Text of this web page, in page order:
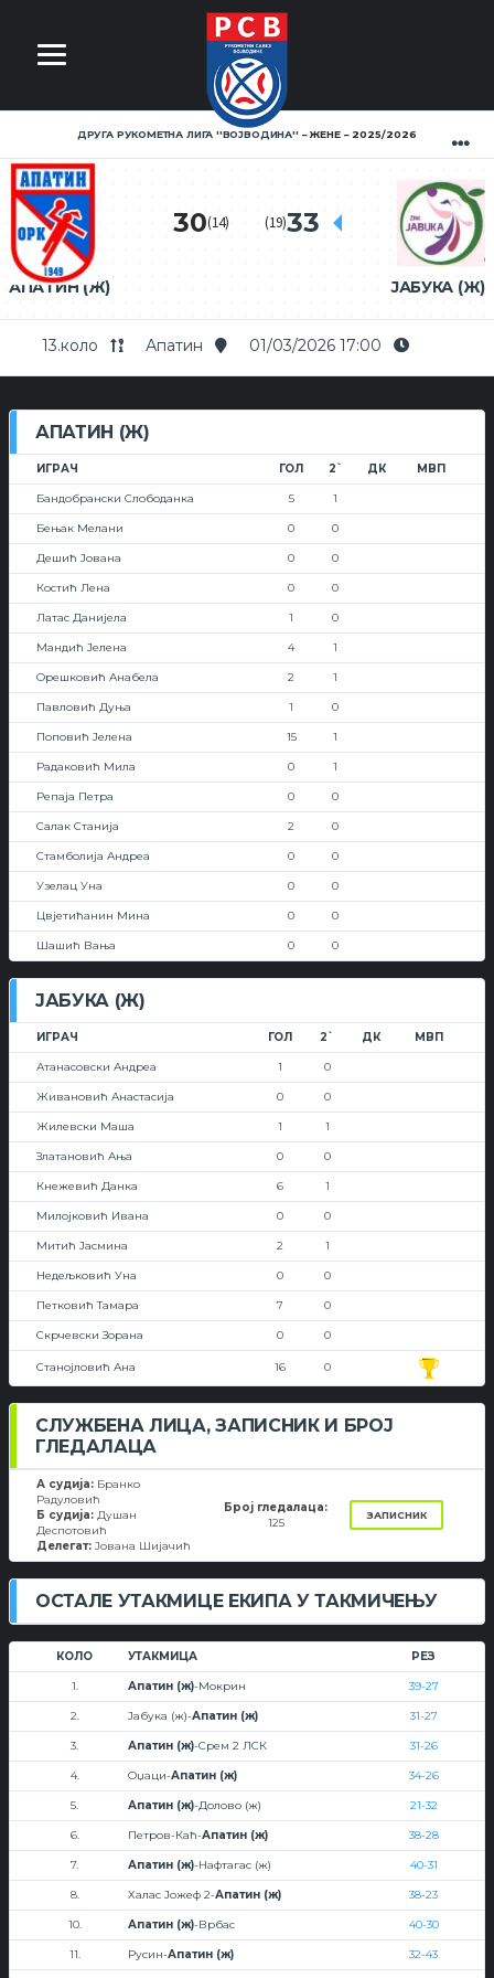
ДРУГА РУКОМЕТНА ЛИГА ''ВОЈВОДИНА'' ЖЕНЕ 2025/2026
АПАТИН (Ж)
30(14)
ЈАБУКА (Ж)
(19)33
13.коло Апатин 01/03/2026 17:00
АПАТИН (Ж)
ИГРАЧ ГОЛ 2` ДК МВП
Бандобрански Слободанка 5 1
Бењак Мелани 0 0
Дешић Јована 0 0
Костић Лена 0 0
Латас Данијела 1 0
Мандић Јелена 4 1
Орешковић Анабела 2 1
Павловић Дуња 1 0
Поповић Јелена 15 1
Радаковић Мила 0 1
Репаја Петра 0 0
Салак Станија 2 0
Стамболија Андреа 0 0
Узелац Уна 0 0
Цвјетићанин Мина 0 0
Шашић Вања 0 0
ЈАБУКА (Ж)
ИГРАЧ ГОЛ 2` ДК МВП
Атанасовски Андреа 1 0
Живановић Анастасија 0 0
Жилевски Маша 1 1
Златановић Ања 0 0
Кнежевић Данка 6 1
Милојковић Ивана 0 0
Митић Јасмина 2 1
Недељковић Уна 0 0
Петковић Тамара 7 0
Скрчевски Зорана 0 0
Станојловић Ана 16 0
СЛУЖБЕНА ЛИЦА, ЗАПИСНИК И БРОЈ
ГЛЕДАЛАЦА
А судија: Бранко
Радуловић
Б судија: Душан
Деспотовић
Делегат: Јована Шијачић
Број гледалаца:
125
ЗАПИСНИК
ОСТАЛЕ УТАКМИЦЕ ЕКИПА У ТАКМИЧЕЊУ
КОЛО УТАКМИЦА РЕЗ
1. Апатин (ж)-Мокрин 39-27
2. Јабука (ж)-Апатин (ж) 31-27
3. Апатин (ж)-Срем 2 ЛСК 31-26
4. Оџаци-Апатин (ж) 34-26
5. Апатин (ж)-Долово (ж) 21-32
6. Петров-Каћ-Апатин (ж) 38-28
7. Апатин (ж)-Нафтагас (ж) 40-31
8. Халас Јожеф 2-Апатин (ж) 38-23
10. Апатин (ж)-Врбас 40-30
11. Русин-Апатин (ж) 32-43